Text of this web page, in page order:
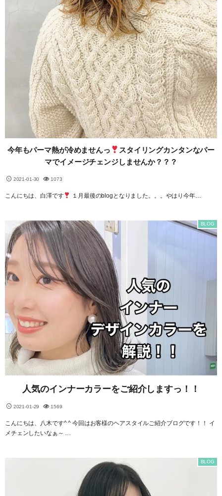
今年もパーマ熱が冷めませんっ
スタイリングカンタンなパー
マでイメージチェンジしませんか？？？
2021-01-30 1073
こんにちは、白澤です １月最後のblogとなりました。。。やはり今年…
人気のインナーカラーをご紹介しますっ！！
2021-01-29
BLOG
1569
こんにちは、八木です^ ^ 今回はお客様のヘアスタイルご紹介ブログです！！ イ
メチェンしたいなぁ～ …
BLOG